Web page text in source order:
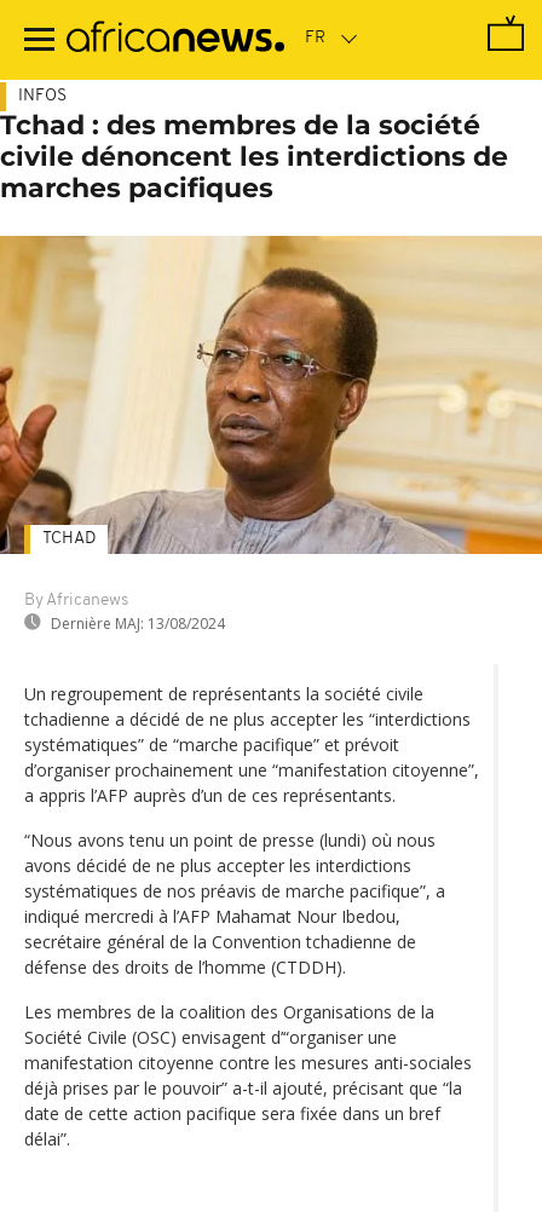
contenu
INFOS
Tchad : des membres de la société
civile dénoncent les interdictions de
marches pacifiques
By Africanews
Dernière MAJ: 13/08/2024
TCHAD
Un regroupement de représentants la société civile
tchadienne a décidé de ne plus accepter les “interdictions
systématiques” de “marche pacifique” et prévoit
d’organiser prochainement une “manifestation citoyenne”,
a appris l’AFP auprès d’un de ces représentants.
“Nous avons tenu un point de presse (lundi) où nous
avons décidé de ne plus accepter les interdictions
systématiques de nos préavis de marche pacifique”, a
indiqué mercredi à l’AFP Mahamat Nour Ibedou,
secrétaire général de la Convention tchadienne de
défense des droits de l’homme (CTDDH).
Les membres de la coalition des Organisations de la
Société Civile (OSC) envisagent d’“organiser une
manifestation citoyenne contre les mesures anti-sociales
déjà prises par le pouvoir” a-t-il ajouté, précisant que “la
date de cette action pacifique sera fixée dans un bref
délai”.